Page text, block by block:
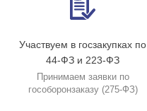
Участвуем в госзакупках по
44-ФЗ и 223-ФЗ
Принимаем заявки по
гособоронзаказу (275-ФЗ)